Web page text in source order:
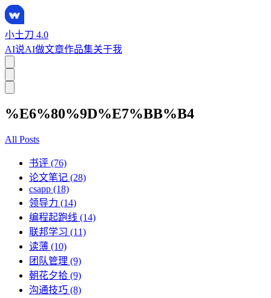
小土刀 4.0
AI说AI做文章作品集关于我
%E6%80%9D%E7%BB%B4
All Posts
书评 (76)
论文笔记 (28)
csapp (18)
领导力 (14)
编程起跑线 (14)
联邦学习 (11)
读薄 (10)
团队管理 (9)
朝花夕拾 (9)
沟通技巧 (8)